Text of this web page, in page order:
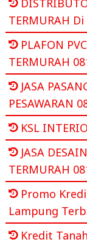
TERMURAH
PLAFON
TERMURAH
JASA
PESAWARAN
KSL
JASA
TERMURAH
Promo
Lampung
Kredit